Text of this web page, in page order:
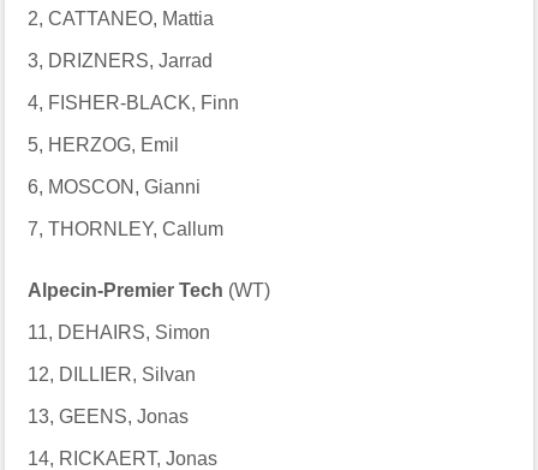
2, CATTANEO, Mattia
3, DRIZNERS, Jarrad
4, FISHER-BLACK, Finn
5, HERZOG, Emil
6, MOSCON, Gianni
7, THORNLEY, Callum
Alpecin-Premier Tech (WT)
11, DEHAIRS, Simon
12, DILLIER, Silvan
13, GEENS, Jonas
14, RICKAERT, Jonas